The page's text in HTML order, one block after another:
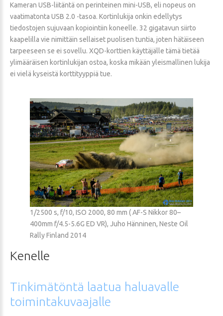
Kameran USB-liitäntä on perinteinen mini-USB, eli nopeus on
vaatimatonta USB 2.0 -tasoa. Kortinlukija onkin edellytys
tiedostojen sujuvaan kopiointiin koneelle. 32 gigatavun siirto
kaapelilla vie nimittäin sellaiset puolisen tuntia, joten hätäiseen
tarpeeseen se ei sovellu. XQD-korttien käyttäjälle tämä tietää
ylimääräisen kortinlukijan ostoa, koska mikään yleismallinen lukija
ei vielä kyseistä korttityyppiä tue.
1/2500 s, f/10, ISO 2000, 80 mm ( AF-S Nikkor 80–
400mm f/4.5-5.6G ED VR), Juho Hänninen, Neste Oil
Rally Finland 2014
Kenelle
Tinkimätöntä laatua haluavalle
toimintakuvaajalle